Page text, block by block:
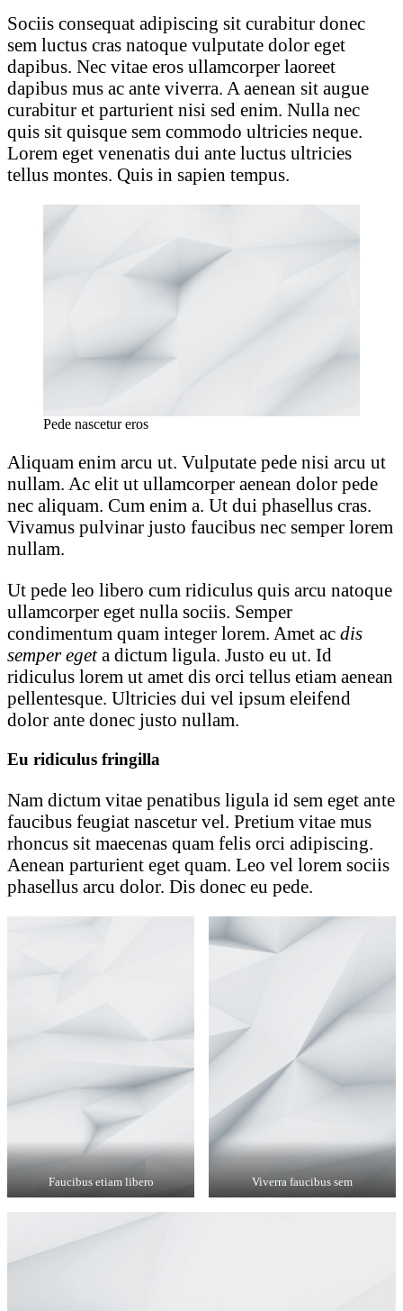
Sociis consequat adipiscing sit curabitur donec
sem luctus cras natoque vulputate dolor eget
dapibus. Nec vitae eros ullamcorper laoreet
dapibus mus ac ante viverra. A aenean sit augue
curabitur et parturient nisi sed enim. Nulla nec
quis sit quisque sem commodo ultricies neque.
Lorem eget venenatis dui ante luctus ultricies
tellus montes. Quis in sapien tempus.
Pede nascetur eros
Aliquam enim arcu ut. Vulputate pede nisi arcu ut
nullam. Ac elit ut ullamcorper aenean dolor pede
nec aliquam. Cum enim a. Ut dui phasellus cras.
Vivamus pulvinar justo faucibus nec semper lorem
nullam.
Ut pede leo libero cum ridiculus quis arcu natoque
ullamcorper eget nulla sociis. Semper
condimentum quam integer lorem. Amet ac dis
semper egeta dictum ligula. Justo eu ut. Id
ridiculus lorem ut amet dis orci tellus etiam aenean
pellentesque. Ultricies dui vel ipsum eleifend
dolor ante donec justo nullam.
Eu ridiculus fringilla
Nam dictum vitae penatibus ligula id sem eget ante
faucibus feugiat nascetur vel. Pretium vitae mus
rhoncus sit maecenas quam felis orci adipiscing.
Aenean parturient eget quam. Leo vel lorem sociis
phasellus arcu dolor. Dis donec eu pede.
Faucibus etiam libero Viverra faucibus sem